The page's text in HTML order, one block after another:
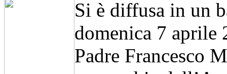
Si è diffusa in un
domenica 7 aprile
Padre Francesco